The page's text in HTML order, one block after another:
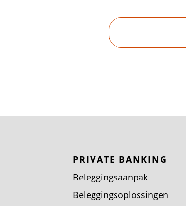
PRIVATE BANKING
Beleggingsaanpak
Beleggingsoplossingen